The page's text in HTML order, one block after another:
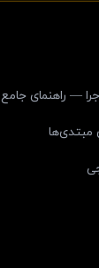
— راهنمای جامع